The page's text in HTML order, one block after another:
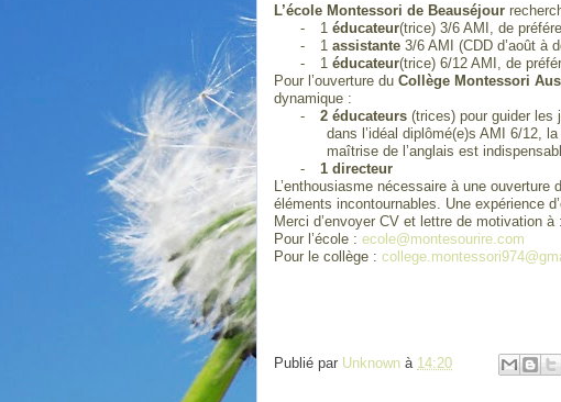
L’école Montessori de Beauséjour
-
1 éducateur(trice) 3/6 AMI, de
-
1 assistante 3/6 AMI (CDD d’août à
-
1 éducateur(trice) 6/12 AMI, de
Pour l’ouverture du Collège Montessori
dynamique :
-
2 éducateurs (trices) pour guider les
dans l’idéal diplômé(e)s AMI 6/12,
maîtrise de l’anglais est
-
1 directeur
L’enthousiasme nécessaire à une
éléments incontournables. Une expérience
Merci d’envoyer CV et lettre de motivation à :
Pour l’école : ecole@montesourire.com
Pour le collège :
Publié par Unknown à 14:20